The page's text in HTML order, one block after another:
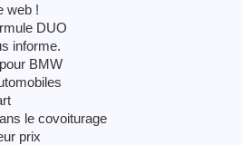
web !
DUO
informe.
BMW
le covoiturage
prix